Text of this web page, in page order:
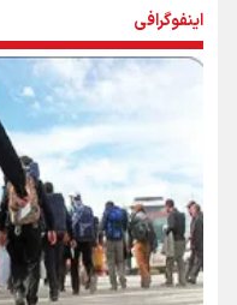
«هورامان»؛
شکستگیِ
رسانه ملی و
اینفوگرافی